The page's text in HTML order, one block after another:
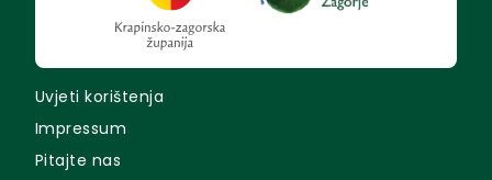
Uvjeti korištenja
Impressum
Pitajte nas